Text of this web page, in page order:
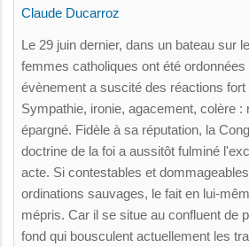
Claude Ducarroz
Le 29 juin dernier, dans un bateau sur
femmes catholiques ont été
évènement a suscité des réactions
Sympathie, ironie, agacement, colère :
épargné. Fidèle à sa réputation, la
doctrine de la foi a aussitôt fulminé
acte. Si contestables et
ordinations sauvages, le fait en lui-
mépris. Car il se situe au confluent de
fond qui bousculent actuellement les